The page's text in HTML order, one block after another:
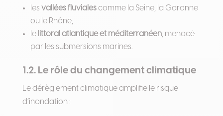
les vallées fluvialescomme la Seine, la Garonne
ou le Rhône,
le littoral atlantique et méditerranéen, menacé
par les submersions marines.
1.2. Le rôle du changement climatique
Le dérèglement climatique amplifie le risque
d’inondation :